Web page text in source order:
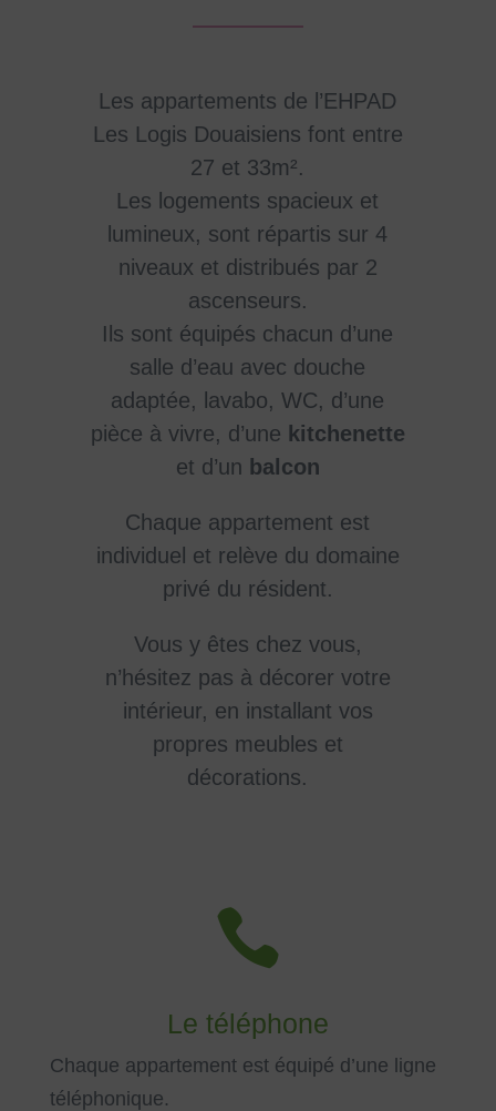
Les appartements de l’EHPAD
Les Logis Douaisiens font entre
27 et 33m².
Les logements spacieux et
lumineux, sont répartis sur 4
niveaux et distribués par 2
ascenseurs.
Ils sont équipés chacun d’une
salle d’eau avec douche
adaptée, lavabo, WC, d’une
pièce à vivre, d’une kitchenette
et d’un balcon
Chaque appartement est
individuel et relève du domaine
privé du résident.
Vous y êtes chez vous,
n’hésitez pas à décorer votre
intérieur, en installant vos
propres meubles et
décorations.

Le téléphone
Chaque appartement est équipé d’une ligne
téléphonique.